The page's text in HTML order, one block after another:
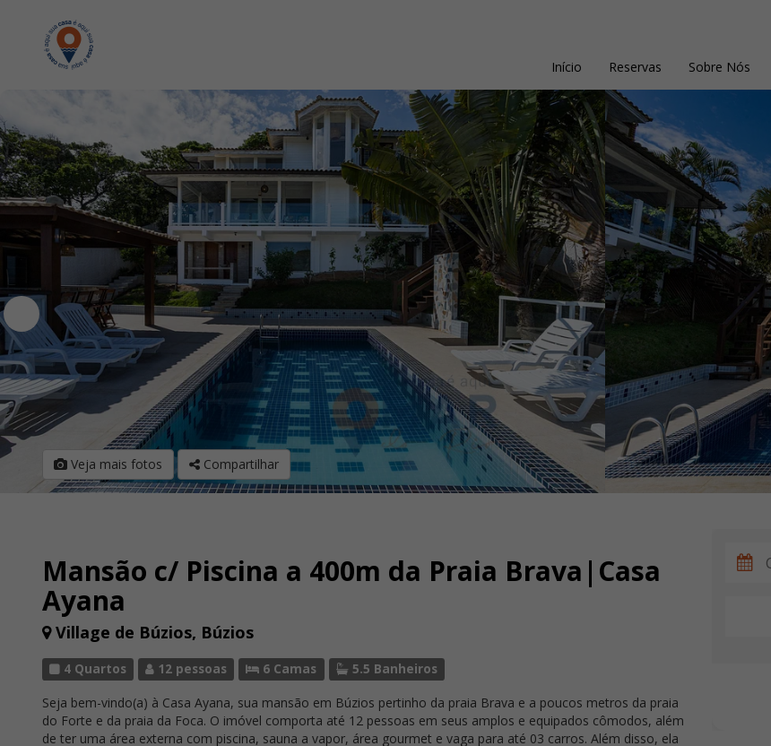
Início Reservas Sobre Nós
Veja mais fotos Compartilhar
Mansão c/ Piscina a 400m da Praia Brava|Casa
Ayana
Village de Búzios, Búzios
4 Quartos 12 pessoas 6 Camas 5.5 Banheiros
Seja bem-vindo(a) à Casa Ayana, sua mansão em Búzios pertinho da praia Brava e a poucos metros da praia
do Forte e da praia da Foca. O imóvel comporta até 12 pessoas em seus amplos e equipados cômodos, além
de ter uma área externa com piscina, sauna a vapor, área gourmet e vaga para até 03 carros. Além disso, ela